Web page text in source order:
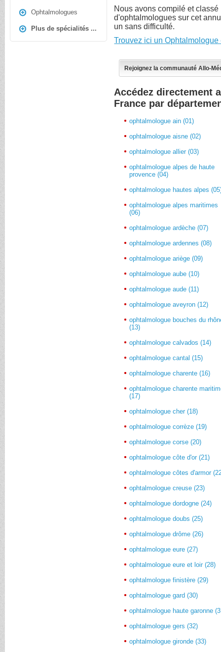
Ophtalmologues
Plus de spécialités ...
Nous avons compilé et
d'ophtalmologues sur cet
un sans difficulté.
Trouvez ici un
Rejoignez la communauté Allo-
Accédez directement
France par
ophtalmologue ain (01)
ophtalmologue aisne (02)
ophtalmologue allier (03)
ophtalmologue alpes de haute
provence (04)
ophtalmologue hautes alpes
ophtalmologue alpes maritimes
(06)
ophtalmologue ardèche (07)
ophtalmologue ardennes (08)
ophtalmologue ariège (09)
ophtalmologue aube (10)
ophtalmologue aude (11)
ophtalmologue aveyron (12)
ophtalmologue bouches du
(13)
ophtalmologue calvados (14)
ophtalmologue cantal (15)
ophtalmologue charente (16)
ophtalmologue charente
(17)
ophtalmologue cher (18)
ophtalmologue corrèze (19)
ophtalmologue corse (20)
ophtalmologue côte d'or (21)
ophtalmologue côtes d'armor
ophtalmologue creuse (23)
ophtalmologue dordogne (24)
ophtalmologue doubs (25)
ophtalmologue drôme (26)
ophtalmologue eure (27)
ophtalmologue eure et loir (28)
ophtalmologue finistère (29)
ophtalmologue gard (30)
ophtalmologue haute garonne
ophtalmologue gers (32)
ophtalmologue gironde (33)